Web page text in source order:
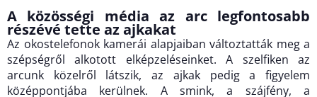
A közösségi média az arc legfontosabb
részévé tette az ajkakat
Az okostelefonok kamerái alapjaiban változtatták meg a
szépségről alkotott elképzeléseinket. A szelfiken az
arcunk közelről látszik, az ajkak pedig a figyelem
középpontjába kerülnek. A smink, a szájfény, a